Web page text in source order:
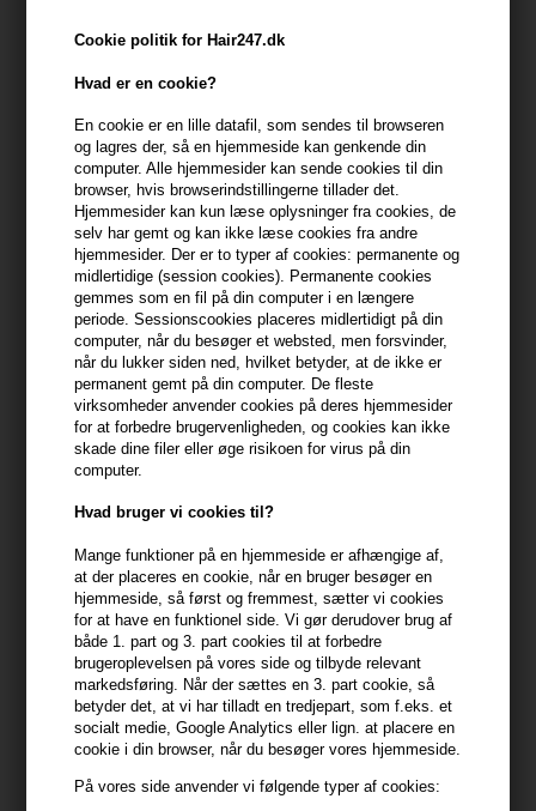
Cookie politik for Hair247.dk
Hvad er en cookie?
En cookie er en lille datafil, som sendes til browseren
og lagres der, så en hjemmeside kan genkende din
computer. Alle hjemmesider kan sende cookies til din
browser, hvis browserindstillingerne tillader det.
Hjemmesider kan kun læse oplysninger fra cookies, de
selv har gemt og kan ikke læse cookies fra andre
hjemmesider. Der er to typer af cookies: permanente og
midlertidige (session cookies). Permanente cookies
gemmes som en fil på din computer i en længere
periode. Sessionscookies placeres midlertidigt på din
computer, når du besøger et websted, men forsvinder,
når du lukker siden ned, hvilket betyder, at de ikke er
permanent gemt på din computer. De fleste
virksomheder anvender cookies på deres hjemmesider
for at forbedre brugervenligheden, og cookies kan ikke
skade dine filer eller øge risikoen for virus på din
computer.
Hvad bruger vi cookies til?
Mange funktioner på en hjemmeside er afhængige af,
at der placeres en cookie, når en bruger besøger en
hjemmeside, så først og fremmest, sætter vi cookies
for at have en funktionel side. Vi gør derudover brug af
både 1. part og 3. part cookies til at forbedre
brugeroplevelsen på vores side og tilbyde relevant
markedsføring. Når der sættes en 3. part cookie, så
betyder det, at vi har tilladt en tredjepart, som f.eks. et
socialt medie, Google Analytics eller lign. at placere en
cookie i din browser, når du besøger vores hjemmeside.
På vores side anvender vi følgende typer af cookies:
+
Du får 3 DKK til dit næste køb når du køber denne vare -
min konto
399,10 DKK FRA GRATIS FRAGT
Beskrivelse Anmeldelser Fabrikant
Philip B Light-Weight Deep Conditioning Crème Rinse 60ml er en
let, men yderst nærende balsam, der tilfører håret fugt og glans
uden at tynge det ned. Denne balsam er perfekt til at blødgøre og
forbedre hårets bevægelighed, samtidig med at den mindsker
Egenskaber
- Letvægtsformel der giver dyb pleje
- Indeholder afrikansk sheasmør og naturlige planteekstrakter
- Blødgør og forbedrer hårets bevægelighed
- Mindsker krus og reparerer spaltede spidser
- Velegnet til alle hårtyper og giver en strålende glans
Anvendelse
- Lad det virke i 1-3 minutter for optimal fugt; op til 20 minutter for